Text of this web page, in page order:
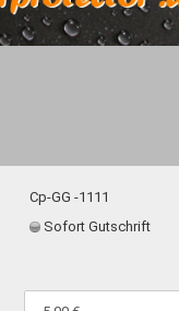
Cp-GG -1111
Sofort Gutschrift